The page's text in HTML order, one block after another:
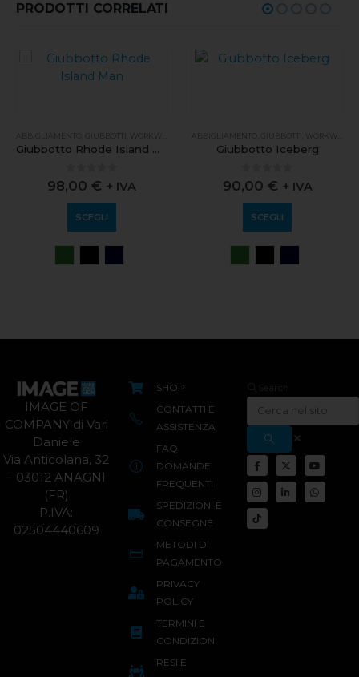
PRODOTTI CORRELATI
ABBIGLIAMENTO GIUBBOTTI WORKWEAR
Giubbotto Rhode Island Man
0out of 5
98,00 € + IVA
SCEGLI
ABBIGLIAMENTO GIUBBOTTI WORKWEAR
Giubbotto Iceberg
0out of 5
90,00 € + IVA
SCEGLI
IMAGE OF
COMPANY di Vari
Daniele
Via Anticolana, 32
– 03012 ANAGNI
(FR)
P.IVA:
02504440609
SHOP
CONTATTI E
ASSISTENZA
FAQ
DOMANDE
FREQUENTI
SPEDIZIONI E
CONSEGNE
METODI DI
PAGAMENTO
PRIVACY
POLICY
TERMINI E
CONDIZIONI
RESI E